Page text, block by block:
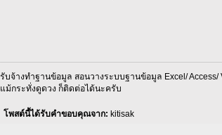
รับจ้างทำฐานข้อมูล สอนวางระบบฐานข้อมูล Excel/ Access/
แม้กระทั่งดูดวง ก็ติดต่อได้นะครับ
โพสต์นี้ได้รับคำขอบคุณจาก:kitisak